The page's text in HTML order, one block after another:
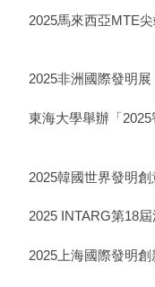
2025馬來西亞MTE
2025非洲國際發明展
東海大學舉辦「
2025韓國世界發明創
2025 INTARG第18
2025上海國際發明創